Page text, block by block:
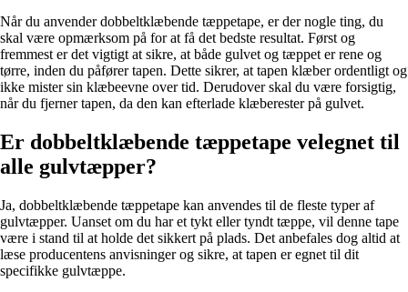
Når du anvender dobbeltklæbende tæppetape, er der nogle ting, du
skal være opmærksom på for at få det bedste resultat. Først og
fremmest er det vigtigt at sikre, at både gulvet og tæppet er rene og
tørre, inden du påfører tapen. Dette sikrer, at tapen klæber ordentligt og
ikke mister sin klæbeevne over tid. Derudover skal du være forsigtig,
når du fjerner tapen, da den kan efterlade klæberester på gulvet.
Er dobbeltklæbende tæppetape velegnet til
alle gulvtæpper?
Ja, dobbeltklæbende tæppetape kan anvendes til de fleste typer af
gulvtæpper. Uanset om du har et tykt eller tyndt tæppe, vil denne tape
være i stand til at holde det sikkert på plads. Det anbefales dog altid at
læse producentens anvisninger og sikre, at tapen er egnet til dit
specifikke gulvtæppe.